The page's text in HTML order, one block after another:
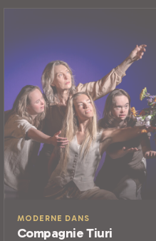
MODERNE DANS
Compagnie Tiuri